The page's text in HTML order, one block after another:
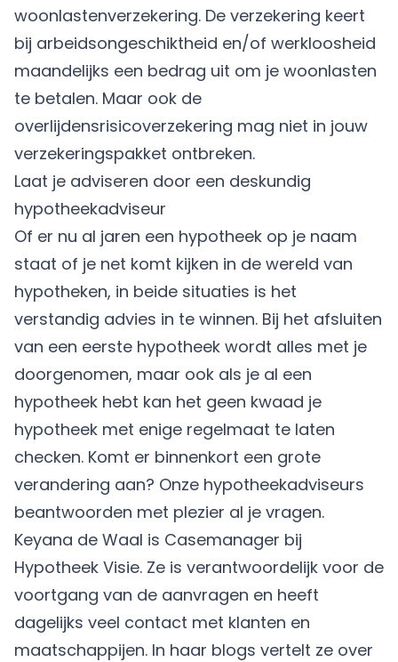
woonlastenverzekering. De verzekering keert
bij arbeidsongeschiktheid en/of werkloosheid
maandelijks een bedrag uit om je woonlasten
te betalen. Maar ook de
overlijdensrisicoverzekering mag niet in jouw
verzekeringspakket ontbreken.
Laat je adviseren door een deskundig
hypotheekadviseur
Of er nu al jaren een hypotheek op je naam
staat of je net komt kijken in de wereld van
hypotheken, in beide situaties is het
verstandig advies in te winnen. Bij het afsluiten
van een eerste hypotheek wordt alles met je
doorgenomen, maar ook als je al een
hypotheek hebt kan het geen kwaad je
hypotheek met enige regelmaat te laten
checken. Komt er binnenkort een grote
verandering aan? Onze hypotheekadviseurs
beantwoorden met plezier al je vragen.
Keyana de Waal is Casemanager bij
Hypotheek Visie. Ze is verantwoordelijk voor de
voortgang van de aanvragen en heeft
dagelijks veel contact met klanten en
maatschappijen. In haar blogs vertelt ze over